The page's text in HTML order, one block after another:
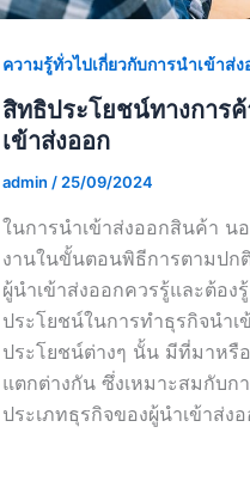
ความรู้ทั่วไปเกี่ยวกับการนำเข้าส่ง
สิทธิประโยชน์ทางการ
เข้าส่งออก
admin /25/09/2024
ในการนำเข้าส่งออกสินค้า น
งานในขั้นตอนพิธีการตามปก
ผู้นำเข้าส่งออกควรรู้และต้อง
ประโยชน์ในการทำธุรกิจนำเ
ประโยชน์ต่างๆ นั้น มีที่มาหรื
แตกต่างกัน ซึ่งเหมาะสมกับก
ประเภทธุรกิจของผู้นำเข้าส่ง